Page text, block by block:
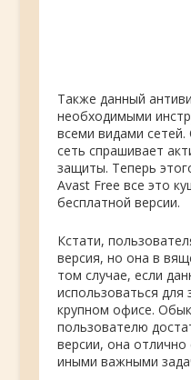
Также данный
необходимыми
всеми видами
сеть спрашивает
защиты. Теперь
Avast Free все это
бесплатной версии.
Кстати,
версия, но она в
том случае, если
использоваться
крупном офисе.
пользователю
версии, она
иными важными